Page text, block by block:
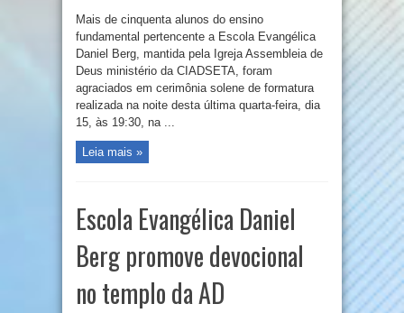
Mais de cinquenta alunos do ensino
fundamental pertencente a Escola Evangélica
Daniel Berg, mantida pela Igreja Assembleia de
Deus ministério da CIADSETA, foram
agraciados em cerimônia solene de formatura
realizada na noite desta última quarta-feira, dia
15, às 19:30, na ...
Leia mais »
Escola Evangélica Daniel
Berg promove devocional
no templo da AD